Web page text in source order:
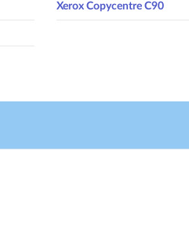
Xerox Copycentre C90